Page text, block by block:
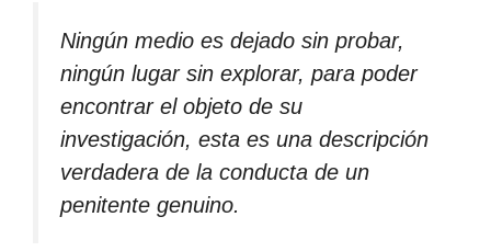
Ningún medio es dejado sin probar,
ningún lugar sin explorar, para poder
encontrar el objeto de su
investigación, esta es una descripción
verdadera de la conducta de un
penitente genuino.